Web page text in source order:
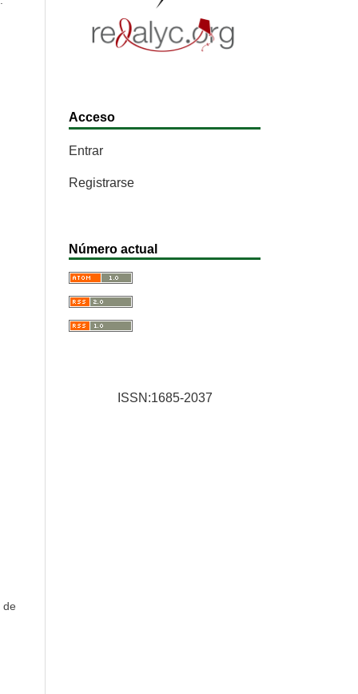
de
Acceso
Entrar
Registrarse
Número actual
ISSN:1685-2037